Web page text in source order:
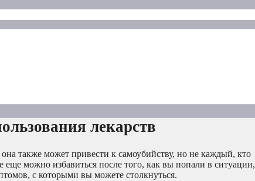
лекарств
также может привести к самоубийству, но не каждый, кто
можно избавиться после того, как вы попали в ситуации,
с которыми вы можете столкнуться.